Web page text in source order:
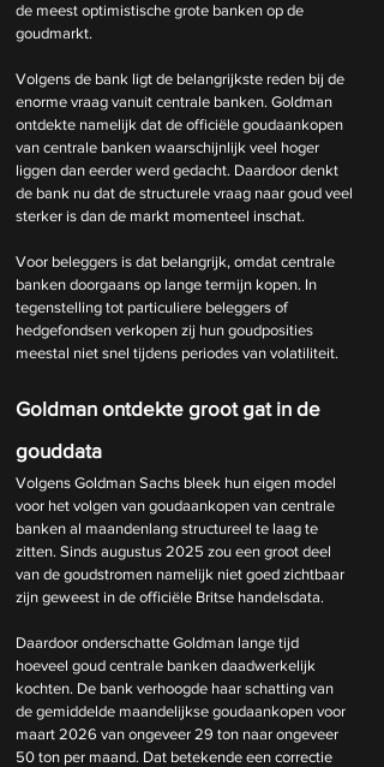
de meest optimistische grote banken op de
goudmarkt.
Volgens de bank ligt de belangrijkste reden bij de
enorme vraag vanuit centrale banken. Goldman
ontdekte namelijk dat de officiële goudaankopen
van centrale banken waarschijnlijk veel hoger
liggen dan eerder werd gedacht. Daardoor denkt
de bank nu dat de structurele vraag naar goud veel
sterker is dan de markt momenteel inschat.
Voor beleggers is dat belangrijk, omdat centrale
banken doorgaans op lange termijn kopen. In
tegenstelling tot particuliere beleggers of
hedgefondsen verkopen zij hun goudposities
meestal niet snel tijdens periodes van volatiliteit.
Goldman ontdekte groot gat in de
gouddata
Volgens Goldman Sachs bleek hun eigen model
voor het volgen van goudaankopen van centrale
banken al maandenlang structureel te laag te
zitten. Sinds augustus 2025 zou een groot deel
van de goudstromen namelijk niet goed zichtbaar
zijn geweest in de officiële Britse handelsdata.
Daardoor onderschatte Goldman lange tijd
hoeveel goud centrale banken daadwerkelijk
kochten. De bank verhoogde haar schatting van
de gemiddelde maandelijkse goudaankopen voor
maart 2026 van ongeveer 29 ton naar ongeveer
50 ton per maand. Dat betekende een correctie